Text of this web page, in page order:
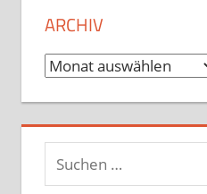
ARCHIV
Archiv
Suchen
nach: